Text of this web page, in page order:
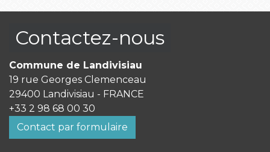
Contactez-nous
Commune de Landivisiau
19 rue Georges Clemenceau
29400 Landivisiau - FRANCE
+33 2 98 68 00 30
Contact par formulaire